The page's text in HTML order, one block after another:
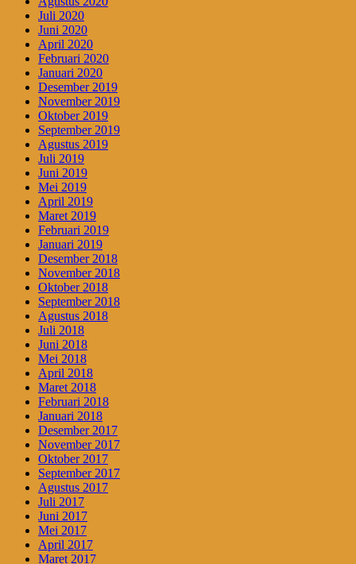
Juli 2020
Juni 2020
April 2020
Februari 2020
Januari 2020
Desember 2019
November 2019
Oktober 2019
September 2019
Agustus 2019
Juli 2019
Juni 2019
Mei 2019
April 2019
Maret 2019
Februari 2019
Januari 2019
Desember 2018
November 2018
Oktober 2018
September 2018
Agustus 2018
Juli 2018
Juni 2018
Mei 2018
April 2018
Maret 2018
Februari 2018
Januari 2018
Desember 2017
November 2017
Oktober 2017
September 2017
Agustus 2017
Juli 2017
Juni 2017
Mei 2017
April 2017
Maret 2017